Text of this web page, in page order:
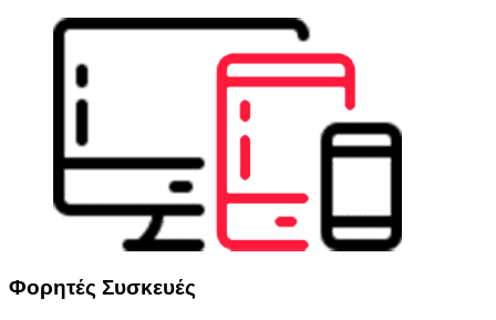
Φορητές Συσκευές